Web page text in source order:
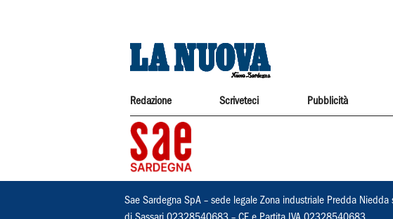
Redazione Scriveteci Pubblicità
Sae Sardegna SpA – sede legale Zona industriale Predda